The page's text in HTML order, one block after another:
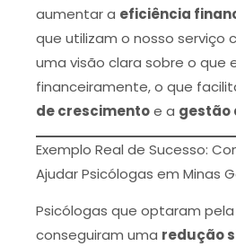
aumentar a eficiência
que utilizam o nosso serviço
uma visão clara sobre o
financeiramente, o que
de crescimentoe a gestão
Exemplo Real de Sucesso:
Ajudar Psicólogas em Minas
Psicólogas que optaram pela
conseguiram uma redução